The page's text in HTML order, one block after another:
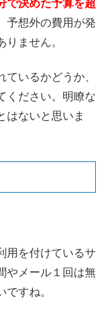
で決めた予算を超
予想外の費用が発
ません。
いるかどうか、
ください。明瞭な
はないと思いま
用を付けているサ
やメール１回は無
すね。